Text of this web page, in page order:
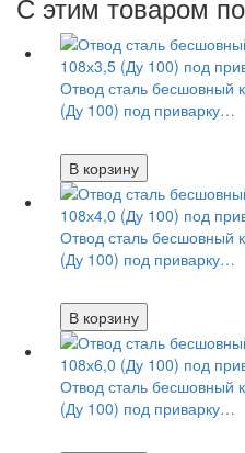
Отвод сталь бесшовный
(Ду 100) под приварку…
В корзину
Отвод сталь бесшовный
(Ду 100) под приварку…
В корзину
Отвод сталь бесшовный
(Ду 100) под приварку…